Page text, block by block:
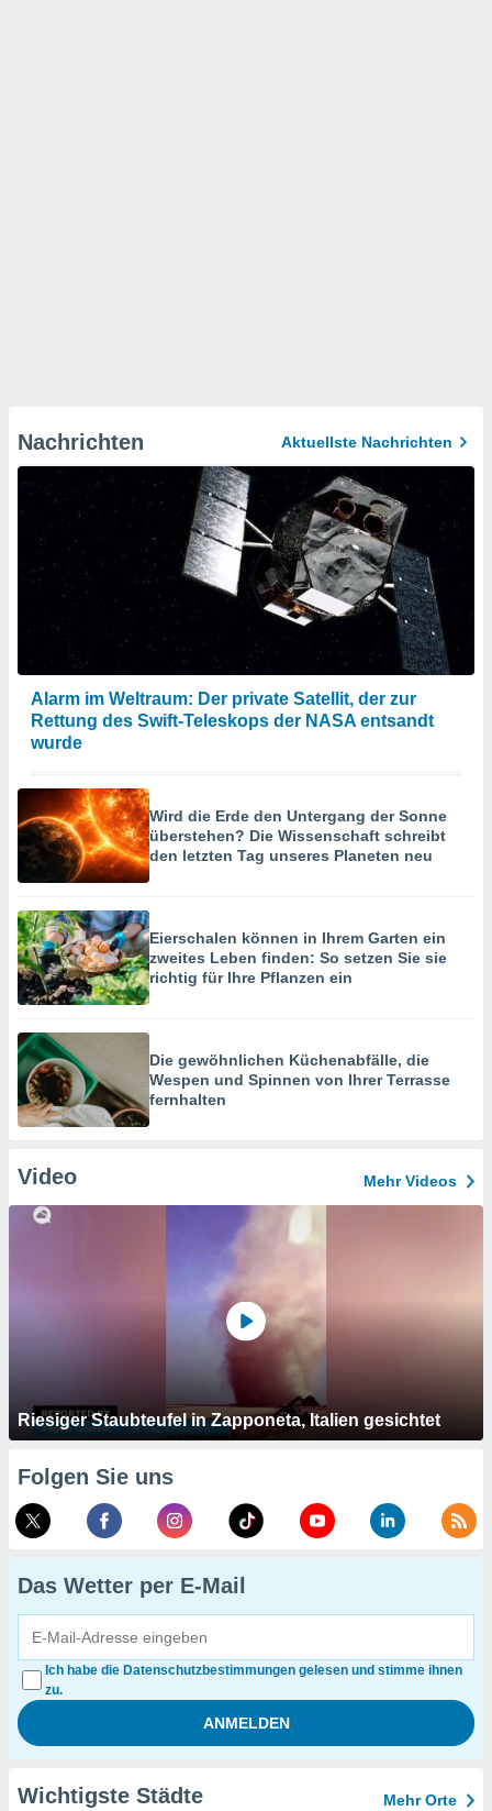
Nachrichten Aktuellste Nachrichten
Alarm im Weltraum: Der private Satellit, der zur
Rettung des Swift-Teleskops der NASA entsandt
wurde
Wird die Erde den Untergang der Sonne
überstehen? Die Wissenschaft schreibt
den letzten Tag unseres Planeten neu
Eierschalen können in Ihrem Garten ein
zweites Leben finden: So setzen Sie sie
richtig für Ihre Pflanzen ein
Die gewöhnlichen Küchenabfälle, die
Wespen und Spinnen von Ihrer Terrasse
fernhalten
Video Mehr Videos
Riesiger Staubteufel in Zapponeta, Italien gesichtet
Folgen Sie uns
Das Wetter per E-Mail
Ich habe die Datenschutzbestimmungen gelesen und stimme ihnen
zu.
Wichtigste Städte Mehr Orte